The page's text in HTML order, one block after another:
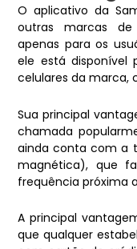
O aplicativo da
outras marcas de
apenas para os
ele está disponível
celulares da marca,
Sua principal
chamada
ainda conta com a
magnética), que
frequência próxima
A principal
que qualquer